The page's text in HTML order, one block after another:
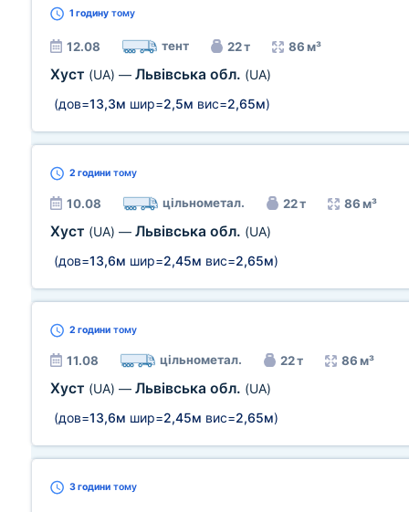
1 годину тому
12.08 тент 22 т 86 м³
Хуст (UA) — Львівська обл. (UA)
(дов=13,3м шир=2,5м вис=2,65м)
2 години тому
10.08 цільнометал. 22 т 86 м³
Хуст (UA) — Львівська обл. (UA)
(дов=13,6м шир=2,45м вис=2,65м)
2 години тому
11.08 цільнометал. 22 т 86 м³
Хуст (UA) — Львівська обл. (UA)
(дов=13,6м шир=2,45м вис=2,65м)
3 години тому